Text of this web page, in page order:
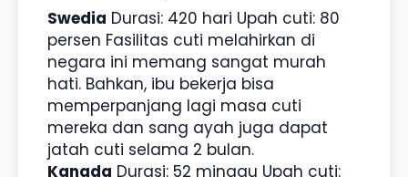
Swedia Durasi: 420 hari Upah cuti: 80
persen Fasilitas cuti melahirkan di
negara ini memang sangat murah
hati. Bahkan, ibu bekerja bisa
memperpanjang lagi masa cuti
mereka dan sang ayah juga dapat
jatah cuti selama 2 bulan.
Kanada Durasi: 52 minggu Upah cuti: